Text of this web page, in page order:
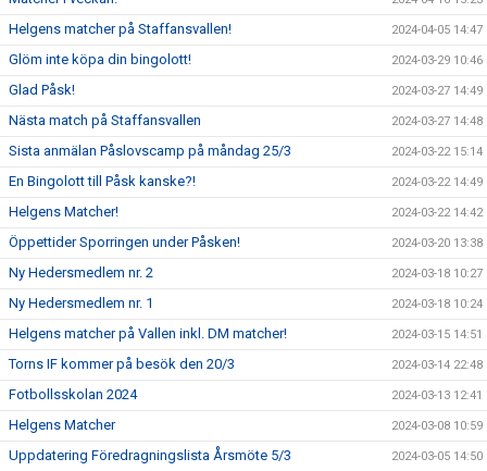
Helgens matcher på Staffansvallen! 2024-04-05 14:47
Glöm inte köpa din bingolott! 2024-03-29 10:46
Glad Påsk! 2024-03-27 14:49
Nästa match på Staffansvallen 2024-03-27 14:48
Sista anmälan Påslovscamp på måndag 25/3 2024-03-22 15:14
En Bingolott till Påsk kanske?! 2024-03-22 14:49
Helgens Matcher! 2024-03-22 14:42
Öppettider Sporringen under Påsken! 2024-03-20 13:38
Ny Hedersmedlem nr. 2 2024-03-18 10:27
Ny Hedersmedlem nr. 1 2024-03-18 10:24
Helgens matcher på Vallen inkl. DM matcher! 2024-03-15 14:51
Torns IF kommer på besök den 20/3 2024-03-14 22:48
Fotbollsskolan 2024 2024-03-13 12:41
Helgens Matcher 2024-03-08 10:59
Uppdatering Föredragningslista Årsmöte 5/3 2024-03-05 14:50